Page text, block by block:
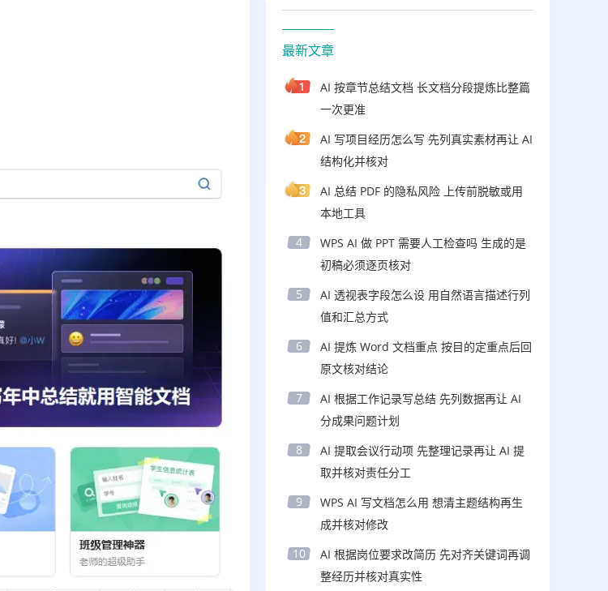
最新文章
AI 按章节总结文档 长文档分段提炼比整篇
一次更准
AI 写项目经历怎么写 先列真实素材再让 AI
结构化并核对
AI 总结 PDF 的隐私风险 上传前脱敏或用
本地工具
4
WPS AI 做 PPT 需要人工检查吗 生成的是
初稿必须逐页核对
5
AI 透视表字段怎么设 用自然语言描述行列
值和汇总方式
6
AI 提炼 Word 文档重点 按目的定重点后回
原文核对结论
7
AI 根据工作记录写总结 先列数据再让 AI
分成果问题计划
8
AI 提取会议行动项 先整理记录再让 AI 提
取并核对责任分工
9
WPS AI 写文档怎么用 想清主题结构再生
成并核对修改
10
AI 根据岗位要求改简历 先对齐关键词再调
整经历并核对真实性